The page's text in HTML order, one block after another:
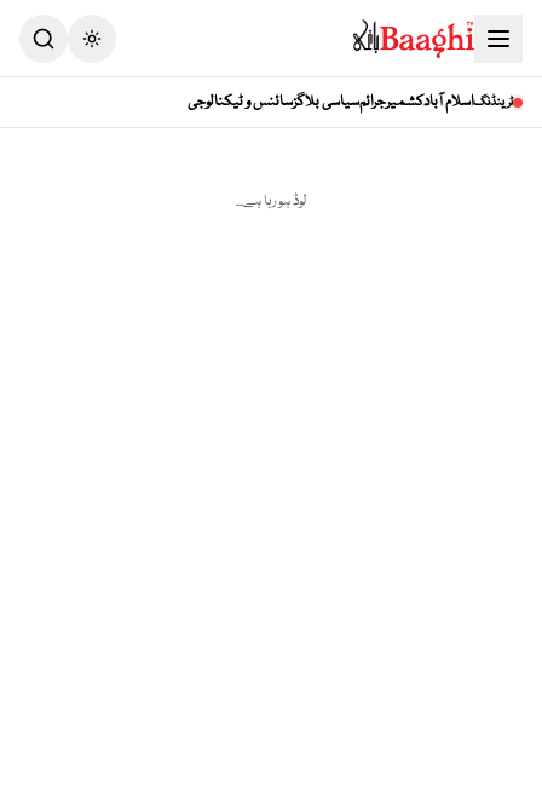
Toggle theme
ٹرینڈنگاسلام آبادکشمیرجرائمسیاسی بلاگزسائنس و ٹیکنالوجی
لوڈ ہو رہا ہے...